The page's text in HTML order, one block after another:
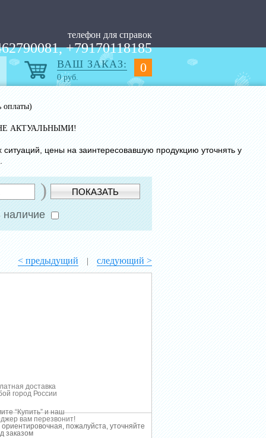
телефон для справок
+79170118185
0
ВАШ ЗАКАЗ:
0руб.
оплаты)
АКТУАЛЬНЫМИ!
цены на заинтересовавшую продукцию уточнять у
) ПОКАЗАТЬ
наличие
< предыдущий | следующий >
доставка
город России
“Купить” и наш
вам перезвонит!
пожалуйста, уточняйте
заказом